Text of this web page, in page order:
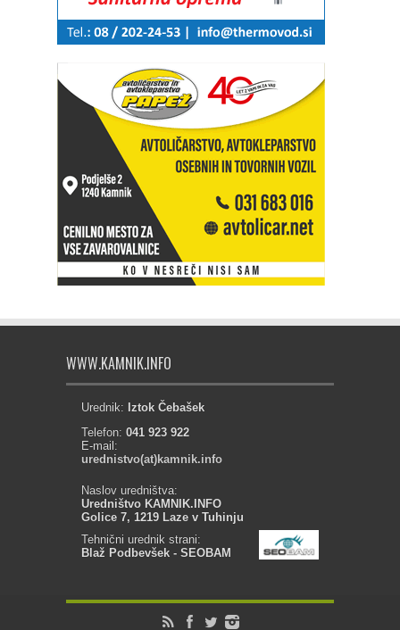
WWW.KAMNIK.INFO
Urednik: Iztok Čebašek
Telefon: 041 923 922
E-mail:
urednistvo(at)kamnik.info
Naslov uredništva:
Uredništvo KAMNIK.INFO
Golice 7, 1219 Laze v Tuhinju
Tehnični urednik strani:
Blaž Podbevšek - SEOBAM